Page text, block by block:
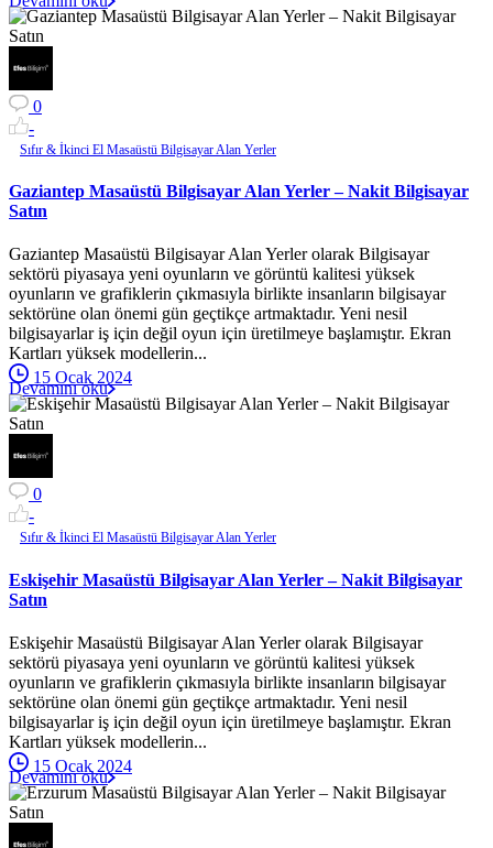
0
-
Sıfır & İkinci El Masaüstü Bilgisayar Alan Yerler
Gaziantep Masaüstü Bilgisayar Alan Yerler – Nakit Bilgisayar
Satın
Gaziantep Masaüstü Bilgisayar Alan Yerler olarak Bilgisayar
sektörü piyasaya yeni oyunların ve görüntü kalitesi yüksek
oyunların ve grafiklerin çıkmasıyla birlikte insanların bilgisayar
sektörüne olan önemi gün geçtikçe artmaktadır. Yeni nesil
bilgisayarlar iş için değil oyun için üretilmeye başlamıştır. Ekran
Kartları yüksek modellerin...
15 Ocak 2024
Devamını oku
0
-
Sıfır & İkinci El Masaüstü Bilgisayar Alan Yerler
Eskişehir Masaüstü Bilgisayar Alan Yerler – Nakit Bilgisayar
Satın
Eskişehir Masaüstü Bilgisayar Alan Yerler olarak Bilgisayar
sektörü piyasaya yeni oyunların ve görüntü kalitesi yüksek
oyunların ve grafiklerin çıkmasıyla birlikte insanların bilgisayar
sektörüne olan önemi gün geçtikçe artmaktadır. Yeni nesil
bilgisayarlar iş için değil oyun için üretilmeye başlamıştır. Ekran
Kartları yüksek modellerin...
15 Ocak 2024
Devamını oku